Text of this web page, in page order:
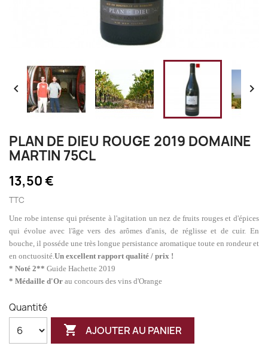
 
PLAN DE DIEU ROUGE 2019 DOMAINE
MARTIN 75CL
13,50 €
TTC
Une robe intense qui présente à l'agitation un nez de fruits rouges et d'épices
qui évolue avec l'âge vers des arômes d'anis, de réglisse et de cuir. En
bouche, il posséde une très longue persistance aromatique toute en rondeur et
en onctuosité.Un excellent rapport qualité / prix !
* Noté 2** Guide Hachette 2019
* Médaille d'Or au concours des vins d'Orange
Quantité
 AJOUTER AU PANIER